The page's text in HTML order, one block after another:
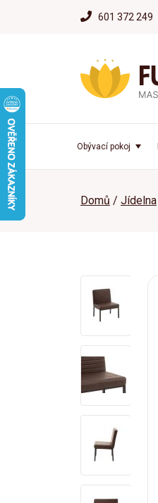
601 372 249
Obývací pokoj
Domů Jídelna